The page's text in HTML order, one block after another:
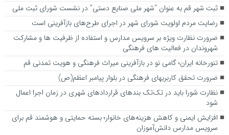
ثبت شهر قم به عنوان “شهر ملی صنایع دستی” در نشست شورای ثبت ملی
رضایت مردم اولویت شورای شهر در اجرای طرح‌های بازآفرینی است
ضرورت نظارت ویژه بر سرویس مدارس و استفاده از ظرفیت ها و مشارکت
شهروندان در فعالیت های فرهنگی
تنورخانه ایران؛ گامی نو در بازآفرینی میراث فرهنگی و هویت تمدنی قم
ضرورت تحقق کاربری­های فرهنگی در بلوار پیامبر اعظم(ص)
نظارت شورا باید در تک‌تک بندهای قراردادهای شهری در زمان اجرا اعمال
شود
افزایش ایمنی و کاهش هزینه‌های خانوار؛ بسته حمایتی و هوشمند قم برای
سرویس مدارس دانش‌آموزان